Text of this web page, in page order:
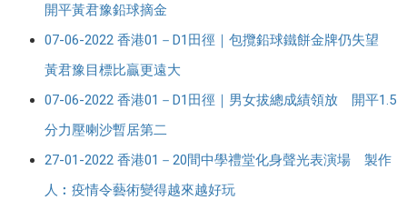
開平黃君豫鉛球摘金
07-06-2022 香港01－D1田徑｜包攬鉛球鐵餅金牌仍失望
黃君豫目標比贏更遠大
07-06-2022 香港01－D1田徑｜男女拔總成績領放 開平1.5
分力壓喇沙暫居第二
27-01-2022 香港01－20間中學禮堂化身聲光表演場 製作
人︰疫情令藝術變得越來越好玩